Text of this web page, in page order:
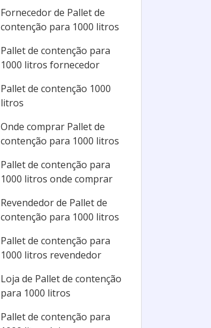
Fornecedor de Pallet de
contenção para 1000 litros
Pallet de contenção para
1000 litros fornecedor
Pallet de contenção 1000
litros
Onde comprar Pallet de
contenção para 1000 litros
Pallet de contenção para
1000 litros onde comprar
Revendedor de Pallet de
contenção para 1000 litros
Pallet de contenção para
1000 litros revendedor
Loja de Pallet de contenção
para 1000 litros
Pallet de contenção para